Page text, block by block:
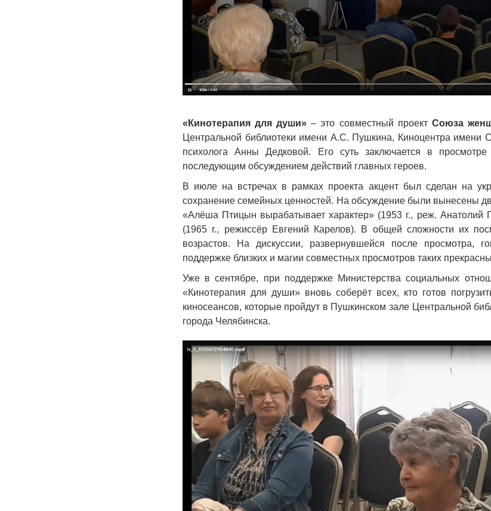
«Кинотерапия для души» – это совместный проект Союза
Центральной библиотеки имени А.С. Пушкина, Киноцентра имени
психолога Анны Дедковой. Его суть заключается в
последующим обсуждением действий главных героев.
В июле на встречах в рамках проекта акцент был сделан на
сохранение семейных ценностей. На обсуждение были вынесены
«Алёша Птицын вырабатывает характер» (1953 г., реж. Анатолий
(1965 г., режиссёр Евгений Карелов). В общей сложности их
возрастов. На дискуссии, развернувшейся после просмотра,
поддержке близких и магии совместных просмотров таких
Уже в сентябре, при поддержке Министерства социальных
«Кинотерапия для души» вновь соберёт всех, кто готов
киносеансов, которые пройдут в Пушкинском зале Центральной
города Челябинска.